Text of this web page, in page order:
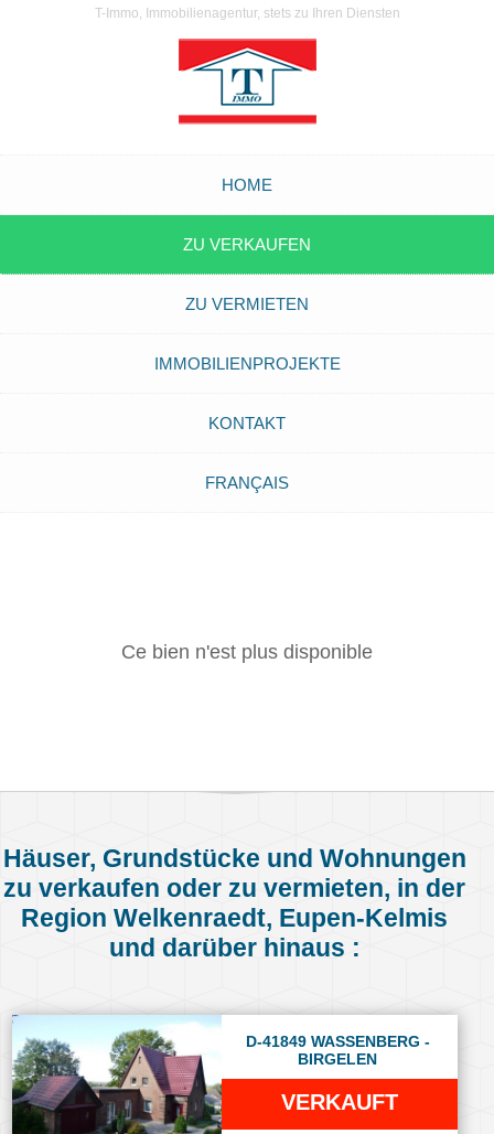
T-Immo, Immobilienagentur, stets zu Ihren Diensten
HOME
ZU VERKAUFEN
ZU VERMIETEN
IMMOBILIENPROJEKTE
KONTAKT
FRANÇAIS
Ce bien n'est plus disponible
Häuser, Grundstücke und Wohnungen
zu verkaufen oder zu vermieten, in der
Region Welkenraedt, Eupen-Kelmis
und darüber hinaus :
D-41849 WASSENBERG -
BIRGELEN
VERKAUFT